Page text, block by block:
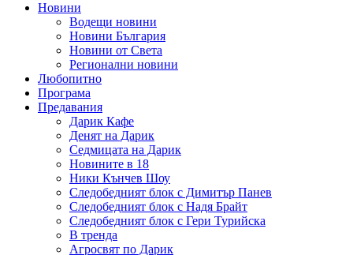
Новини
Водещи новини
Новини България
Новини от Света
Регионални новини
Любопитно
Програма
Предавания
Дарик Кафе
Денят на Дарик
Седмицата на Дарик
Новините в 18
Ники Кънчев Шоу
Следобедният блок с Димитър Панев
Следобедният блок с Надя Брайт
Следобедният блок с Гери Турийска
В тренда
Агросвят по Дарик